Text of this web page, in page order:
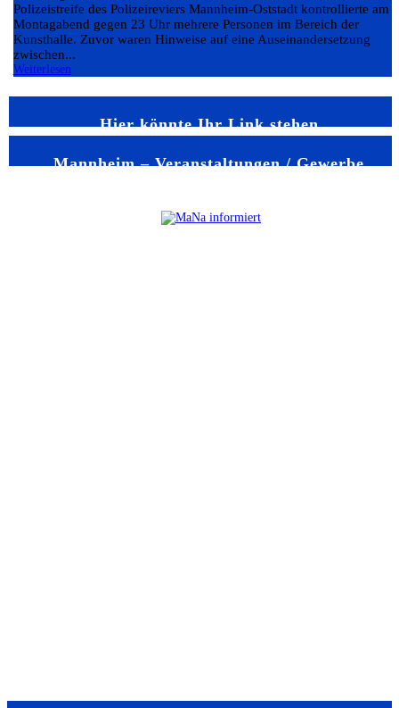
Polizeistreife des Polizeireviers Mannheim-Oststadt kontrollierte am
Montagabend gegen 23 Uhr mehrere Personen im Bereich der
Kunsthalle. Zuvor waren Hinweise auf eine Auseinandersetzung
zwischen...
Weiterlesen
Hier könnte Ihr Link stehen
Mannheim – Veranstaltungen / Gewerbe